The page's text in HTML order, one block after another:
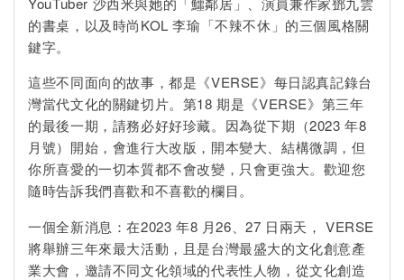
的書桌，以及時尚KOL 李瑜「不辣不休」的三個風格關
鍵字。
這些不同面向的故事，都是《VERSE》每日認真記錄台
灣當代文化的關鍵切片。第18 期是《VERSE》第三年
的最後一期，請務必好好珍藏。因為從下期（2023 年8
月號）開始，會進行大改版，開本變大、結構微調，但
你所喜愛的一切本質都不會改變，只會更強大。歡迎您
隨時告訴我們喜歡和不喜歡的欄目。
一個全新消息：在2023 年8 月26、27 日兩天， VERSE
將舉辦三年來最大活動，且是台灣最盛大的文化創意產
業大會，邀請不同文化領域的代表性人物，從文化創造